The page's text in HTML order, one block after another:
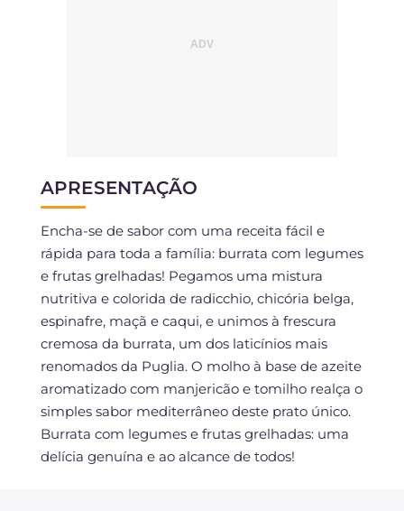
APRESENTAÇÃO
Encha-se de sabor com uma receita fácil e
rápida para toda a família: burrata com legumes
e frutas grelhadas! Pegamos uma mistura
nutritiva e colorida de radicchio, chicória belga,
espinafre, maçã e caqui, e unimos à frescura
cremosa da burrata, um dos laticínios mais
renomados da Puglia. O molho à base de azeite
aromatizado com manjericão e tomilho realça o
simples sabor mediterrâneo deste prato único.
Burrata com legumes e frutas grelhadas: uma
delícia genuína e ao alcance de todos!